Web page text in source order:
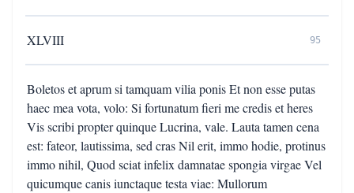
XLVIII 95
Boletos et aprum si tamquam vilia ponis Et non esse putas
haec mea vota, volo: Si fortunatum fieri me credis et heres
Vis scribi propter quinque Lucrina, vale. Lauta tamen cena
est: fateor, lautissima, sed cras Nil erit, immo hodie, protinus
immo nihil, Quod sciat infelix damnatae spongia virgae Vel
quicumque canis iunctaque testa viae: Mullorum